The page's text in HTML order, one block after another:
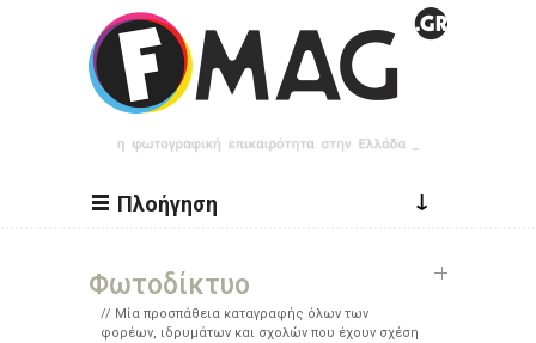
Παράκαμψη προς το κυρίως περιεχόμενο
Πλοήγηση ↓
Φωτοδίκτυο
Μία προσπάθεια καταγραφής όλων των
φορέων, ιδρυμάτων και σχολών που έχουν σχέση